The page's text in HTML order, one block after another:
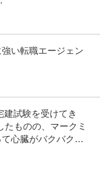
い転職エージェン
試験を受けてき
ものの、マークミ
心臓がバクバクし